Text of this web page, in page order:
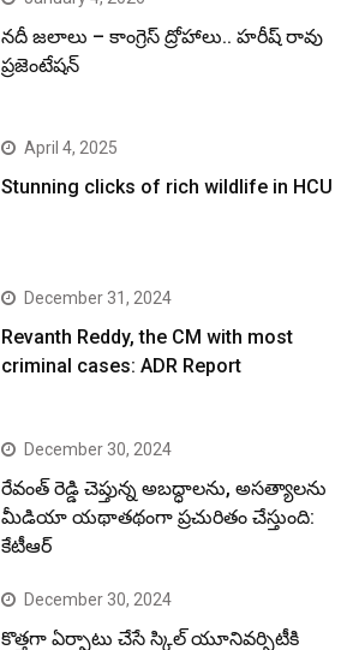
నదీ జలాలు – కాంగ్రెస్ ద్రోహాలు.. హరీష్ రావు
ప్రజెంటేషన్
April 4, 2025
Stunning clicks of rich wildlife in HCU
December 31, 2024
Revanth Reddy, the CM with most
criminal cases: ADR Report
December 30, 2024
రేవంత్ రెడ్డి చెప్తున్న అబద్ధాలను, అసత్యాలను
మీడియా యథాతథంగా ప్రచురితం చేస్తుంది:
కేటీఆర్
December 30, 2024
కొత్తగా ఏర్పాటు చేసే స్కిల్ యూనివర్సిటీకి